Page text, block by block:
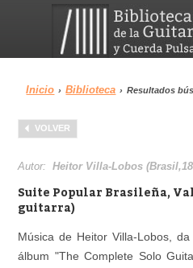
Menu
Biblioteca
Inicio › Biblioteca › Resultados
VOLVER
Autor:Heitor Villa-Lobos
Suite Popular Brasileña,
guitarra)
Música de Heitor Villa-Lobos,
álbum "The Complete Solo